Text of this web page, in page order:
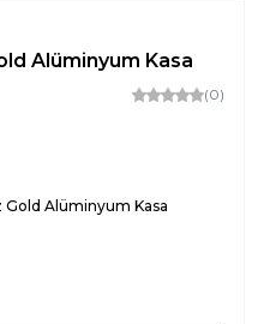
Alüminyum Kasa
(0)
Gold Alüminyum Kasa